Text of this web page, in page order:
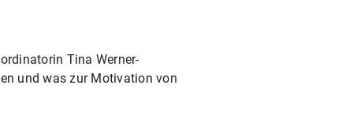
Tina Werner-
und was zur Motivation von